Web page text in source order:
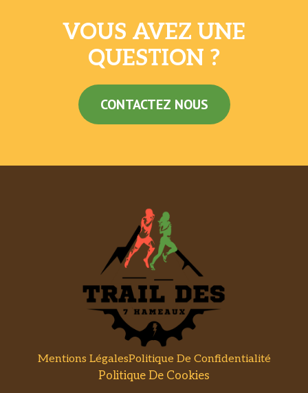
VOUS AVEZ UNE
QUESTION ?
CONTACTEZ NOUS
Mentions LégalesPolitique De Confidentialité
Politique De Cookies